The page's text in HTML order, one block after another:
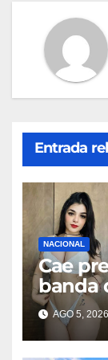
Entrada
NACIONAL
Cae
banda
Karely
AGO 5, 2026